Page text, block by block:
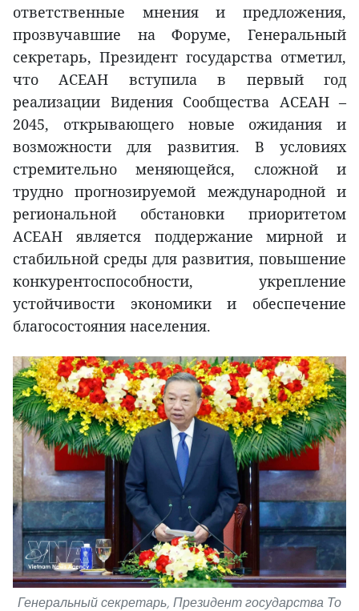
ответственные мнения и предложения,
прозвучавшие на Форуме, Генеральный
секретарь, Президент государства отметил,
что АСЕАН вступила в первый год
реализации Видения Сообщества АСЕАН –
2045, открывающего новые ожидания и
возможности для развития. В условиях
стремительно меняющейся, сложной и
трудно прогнозируемой международной и
региональной обстановки приоритетом
АСЕАН является поддержание мирной и
стабильной среды для развития, повышение
конкурентоспособности, укрепление
устойчивости экономики и обеспечение
благосостояния населения.
Генеральный секретарь, Президент государства То